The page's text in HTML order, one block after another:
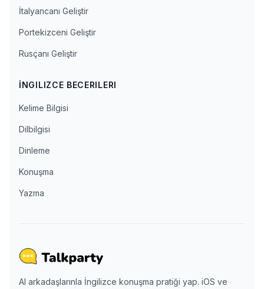
İtalyancanı Geliştir
Portekizceni Geliştir
Rusçanı Geliştir
İNGILIZCE BECERILERI
Kelime Bilgisi
Dilbilgisi
Dinleme
Konuşma
Yazma
AI arkadaşlarınla İngilizce konuşma pratiği yap. iOS ve